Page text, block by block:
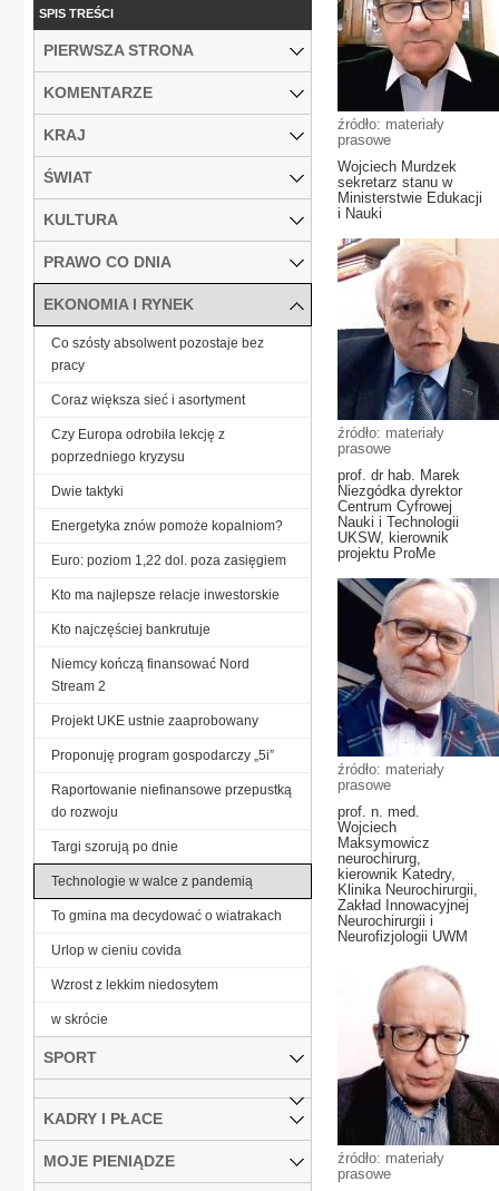
źródło: materiały
prasowe
Wojciech Murdzek
sekretarz stanu w
Ministerstwie Edukacji
i Nauki
źródło: materiały
prasowe
prof. dr hab. Marek
Niezgódka dyrektor
Centrum Cyfrowej
Nauki i Technologii
UKSW, kierownik
projektu ProMe
źródło: materiały
prasowe
prof. n. med.
Wojciech
Maksymowicz
neurochirurg,
kierownik Katedry,
Klinika Neurochirurgii,
Zakład Innowacyjnej
Neurochirurgii i
Neurofizjologii UWM
źródło: materiały
prasowe
SPIS TREŚCI
PIERWSZA STRONA
KOMENTARZE
KRAJ
ŚWIAT
KULTURA
PRAWO CO DNIA
EKONOMIA I RYNEK
Co szósty absolwent pozostaje bez
pracy
Coraz większa sieć i asortyment
Czy Europa odrobiła lekcję z
poprzedniego kryzysu
Dwie taktyki
Energetyka znów pomoże kopalniom?
Euro: poziom 1,22 dol. poza zasięgiem
Kto ma najlepsze relacje inwestorskie
Kto najczęściej bankrutuje
Niemcy kończą finansować Nord
Stream 2
Projekt UKE ustnie zaaprobowany
Proponuję program gospodarczy „5i”
Raportowanie niefinansowe przepustką
do rozwoju
Targi szorują po dnie
Technologie w walce z pandemią
To gmina ma decydować o wiatrakach
Urlop w cieniu covida
Wzrost z lekkim niedosytem
w skrócie
SPORT
KADRY I PŁACE
MOJE PIENIĄDZE